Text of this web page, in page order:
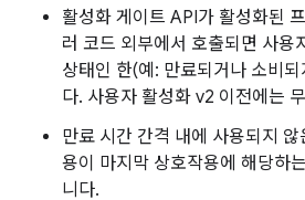
활성화 게이트 API가 활성화된
러 코드 외부에서 호출되면 사용
상태인 한(예: 만료되거나 소비
다. 사용자 활성화 v2 이전에는
만료 시간 간격 내에 사용되지
용이 마지막 상호작용에 해당하
니다.